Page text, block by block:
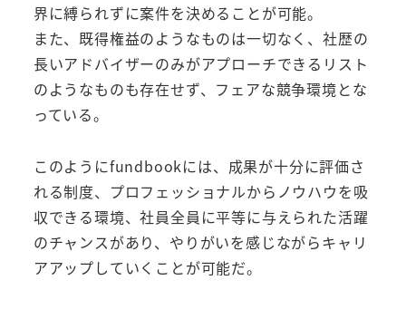
界に縛られずに案件を決めることが可能。
また、既得権益のようなものは一切なく、社歴の
長いアドバイザーのみがアプローチできるリスト
のようなものも存在せず、フェアな競争環境とな
っている。
このようにfundbookには、成果が十分に評価さ
れる制度、プロフェッショナルからノウハウを吸
収できる環境、社員全員に平等に与えられた活躍
のチャンスがあり、やりがいを感じながらキャリ
アアップしていくことが可能だ。